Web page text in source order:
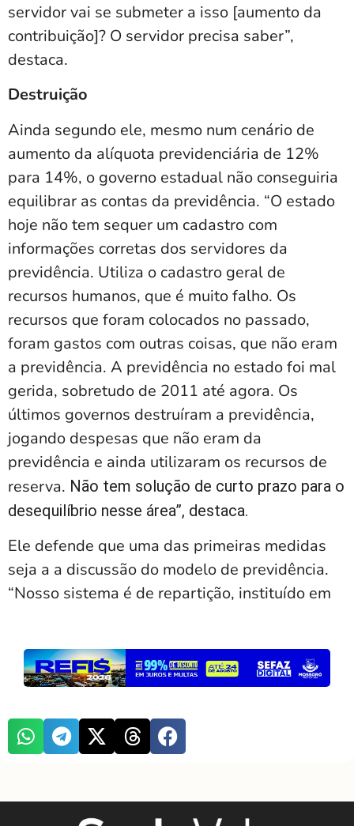
servidor vai se submeter a isso [aumento da
contribuição]? O servidor precisa saber”,
destaca.
Destruição
Ainda segundo ele, mesmo num cenário de
aumento da alíquota previdenciária de 12%
para 14%, o governo estadual não conseguiria
equilibrar as contas da previdência. “O estado
hoje não tem sequer um cadastro com
informações corretas dos servidores da
previdência. Utiliza o cadastro geral de
recursos humanos, que é muito falho. Os
recursos que foram colocados no passado,
foram gastos com outras coisas, que não eram
a previdência. A previdência no estado foi mal
gerida, sobretudo de 2011 até agora. Os
últimos governos destruíram a previdência,
jogando despesas que não eram da
previdência e ainda utilizaram os recursos de
reserva. Não tem solução de curto prazo para o
desequilíbrio nesse área”, destaca.
Ele defende que uma das primeiras medidas
seja a a discussão do modelo de previdência.
“Nosso sistema é de repartição, instituído em